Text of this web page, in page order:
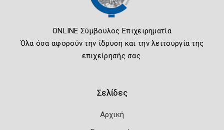
ONLINE Σύμβουλος Επιχειρηματία
Όλα όσα αφορούν την ίδρυση και την λειτουργία της
επιχείρησής σας.
Σελίδες
Αρχική